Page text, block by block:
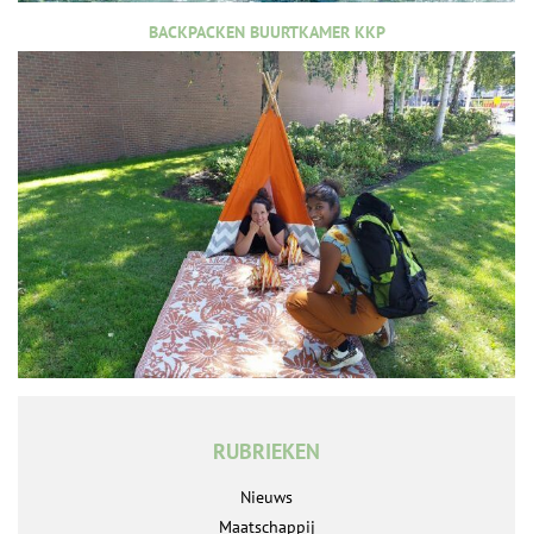
BACKPACKEN BUURTKAMER KKP
RUBRIEKEN
Nieuws
Maatschappij